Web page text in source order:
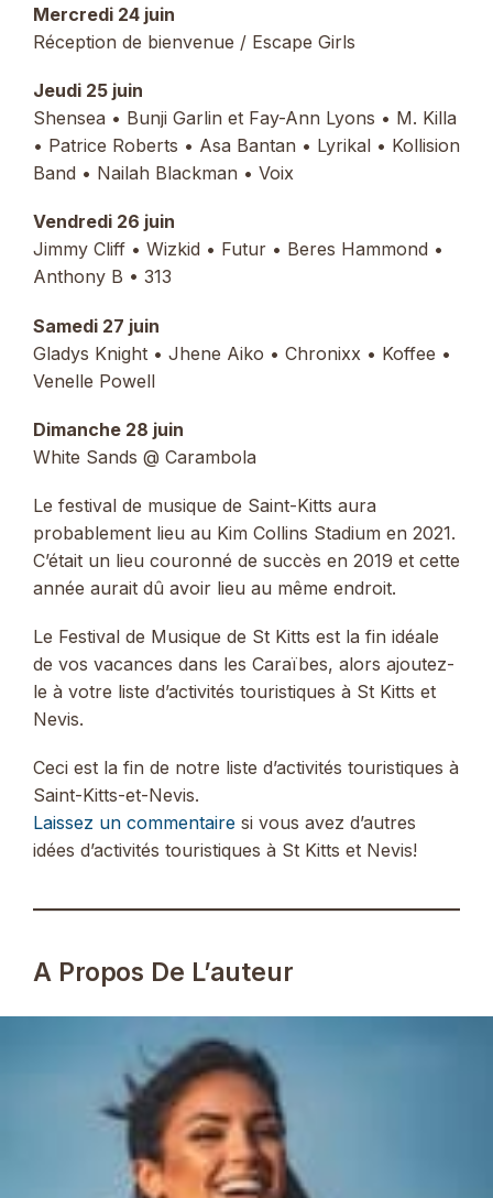
Mercredi 24 juin
Réception de bienvenue / Escape Girls
Jeudi 25 juin
Shensea • Bunji Garlin et Fay-Ann Lyons • M. Killa
• Patrice Roberts • Asa Bantan • Lyrikal • Kollision
Band • Nailah Blackman • Voix
Vendredi 26 juin
Jimmy Cliff • Wizkid • Futur • Beres Hammond •
Anthony B • 313
Samedi 27 juin
Gladys Knight • Jhene Aiko • Chronixx • Koffee •
Venelle Powell
Dimanche 28 juin
White Sands @ Carambola
Le festival de musique de Saint-Kitts aura
probablement lieu au Kim Collins Stadium en 2021.
C’était un lieu couronné de succès en 2019 et cette
année aurait dû avoir lieu au même endroit.
Le Festival de Musique de St Kitts est la fin idéale
de vos vacances dans les Caraïbes, alors ajoutez-
le à votre liste d’activités touristiques à St Kitts et
Nevis.
Ceci est la fin de notre liste d’activités touristiques à
Saint-Kitts-et-Nevis.
Laissez un commentaire si vous avez d’autres
idées d’activités touristiques à St Kitts et Nevis!
A Propos De L’auteur